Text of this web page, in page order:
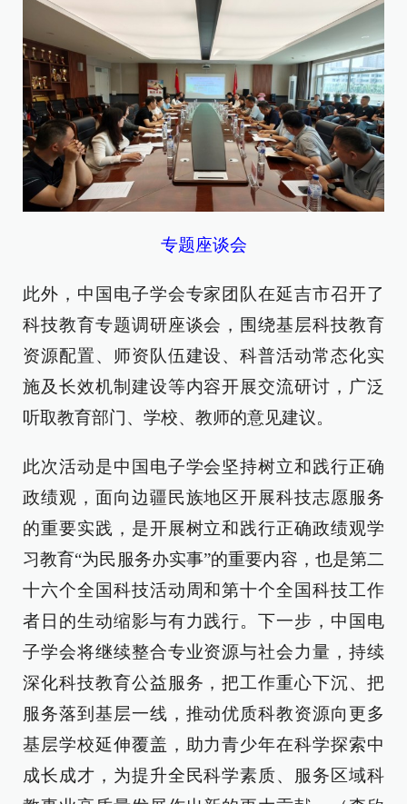
专题座谈会
此外，中国电子学会专家团队在延吉市召开了
科技教育专题调研座谈会，围绕基层科技教育
资源配置、师资队伍建设、科普活动常态化实
施及长效机制建设等内容开展交流研讨，广泛
听取教育部门、学校、教师的意见建议。
此次活动是中国电子学会坚持树立和践行正确
政绩观，面向边疆民族地区开展科技志愿服务
的重要实践，是开展树立和践行正确政绩观学
习教育“为民服务办实事”的重要内容，也是第二
十六个全国科技活动周和第十个全国科技工作
者日的生动缩影与有力践行。下一步，中国电
子学会将继续整合专业资源与社会力量，持续
深化科技教育公益服务，把工作重心下沉、把
服务落到基层一线，推动优质科教资源向更多
基层学校延伸覆盖，助力青少年在科学探索中
成长成才，为提升全民科学素质、服务区域科